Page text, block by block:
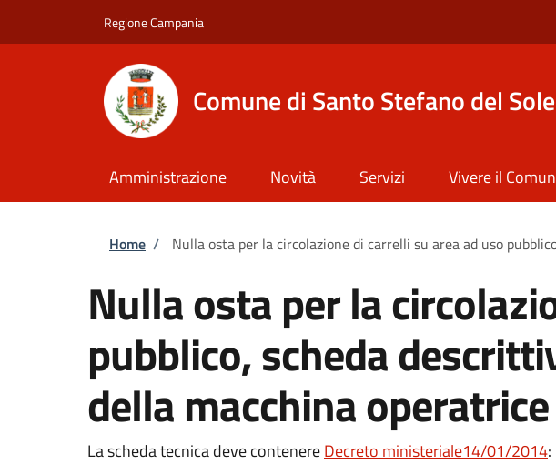
Regione Campania
Comune di Santo Stefano del Sole
Amministrazione Novità Servizi Vivere il
Briciole di pane
Home / Nulla osta per la circolazione di carrelli su area ad uso
Nulla osta per la
pubblico, scheda
della macchina operatrice
La scheda tecnica deve contenereDecreto ministeriale14/01/2014: